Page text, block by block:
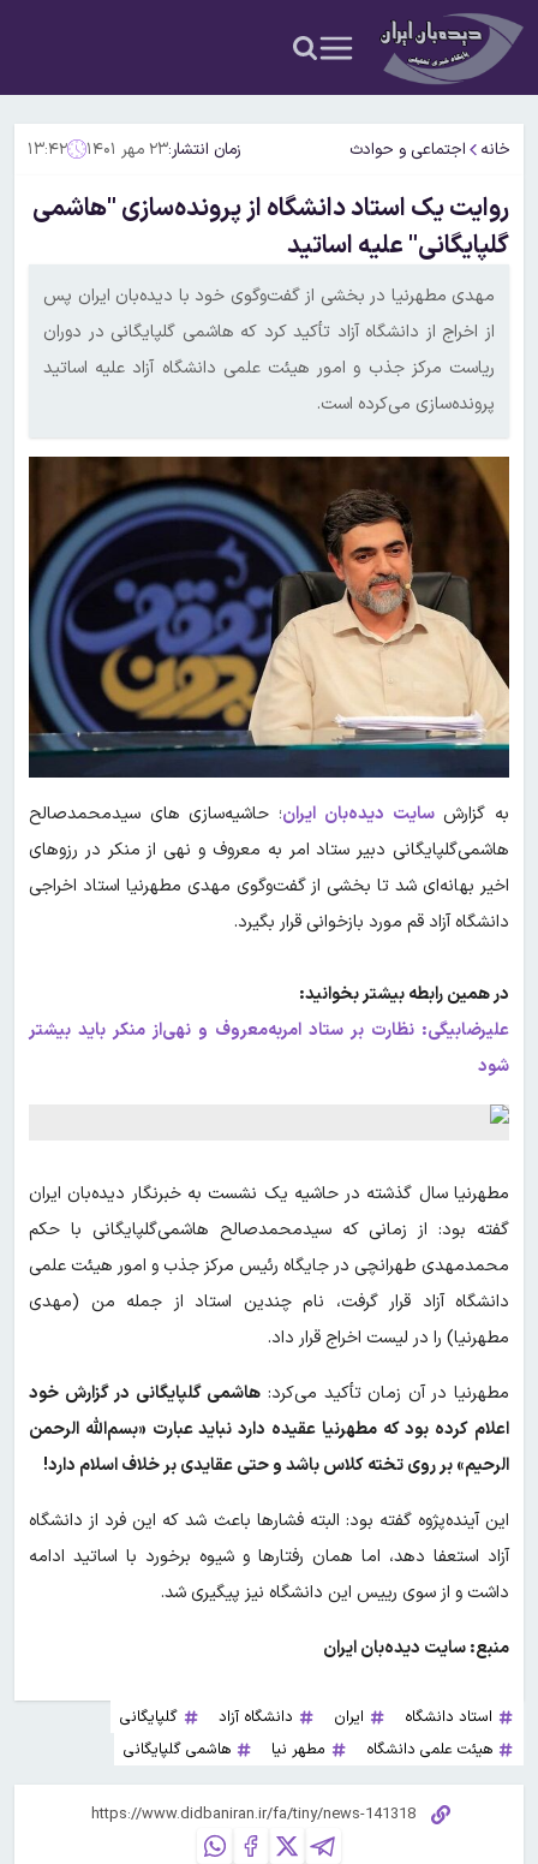
خانه اجتماعی و حوادث زمان انتشار:۲۳ مهر ۱۴۰۱ ۱۳:۴۲
روایت یک استاد دانشگاه از پرونده‌سازی "هاشمی
گلپایگانی" علیه اساتید
مهدی مطهرنیا در بخشی از گفت‌وگوی خود با دیده‌بان ایران پس
از اخراج از دانشگاه آزاد تأکید کرد که هاشمی گلپایگانی در دوران
ریاست مرکز جذب و امور هیئت علمی دانشگاه آزاد علیه اساتید
پرونده‌سازی می‌کرده است.
به گزارشسایت دیده‌بان ایران؛ حاشیه‌سازی های سیدمحمدصالح‌
هاشمی‌گلپایگانی دبیر ستاد امر به معروف و نهی از منکر در رزوهای
اخیر بهانه‌ای شد تا بخشی از گفت‌وگوی مهدی مطهرنیا استاد اخراجی
دانشگاه آزاد قم مورد بازخوانی قرار بگیرد.
در همین رابطه بیشتر بخوانید:
علیرضابیگی: نظارت بر ستاد امربه‌معروف و نهی‌از منکر باید بیشتر
شود
مطهرنیا سال گذشته در حاشیه یک نشست به خبرنگار دیده‌بان ایران
گفته بود: از زمانی که سیدمحمدصالح‌ هاشمی‌گلپایگانی با حکم
محمدمهدی طهرانچی در جایگاه رئیس مرکز جذب و امور هیئت علمی
دانشگاه آزاد قرار گرفت، نام چندین استاد از جمله من (مهدی
مطهرنیا) را در لیست اخراج قرار داد.
مطهرنیا در آن زمان تأکید می‌کرد: هاشمی گلپایگانی در گزارش خود
اعلام کرده بود که مطهرنیا عقیده دارد نباید عبارت «بسم‌الله الرحمن
الرحیم» بر روی تخته کلاس باشد و حتی عقایدی بر خلاف اسلام دارد!
این آینده‌پژوه گفته بود: البته فشارها باعث شد که این فرد از دانشگاه
آزاد استعفا دهد، اما همان رفتارها و شیوه برخورد با اساتید ادامه
داشت و از سوی رییس این دانشگاه نیز پیگیری شد.
منبع: سایت دیده‌بان ایران
استاد دانشگاه ایران دانشگاه آزاد
گلپایگانی
هیئت علمی دانشگاه
مطهر نیا هاشمی گلپایگانی